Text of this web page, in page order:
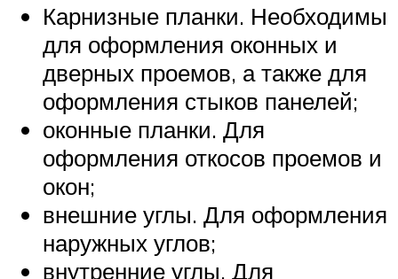
Карнизные планки. Необходимы
для оформления оконных и
дверных проемов, а также для
оформления стыков панелей;
оконные планки. Для
оформления откосов проемов и
окон;
внешние углы. Для оформления
наружных углов;
внутренние углы. Для